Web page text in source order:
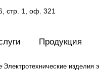
стр. 1, оф. 321
Продукция
Электротехнические изделия